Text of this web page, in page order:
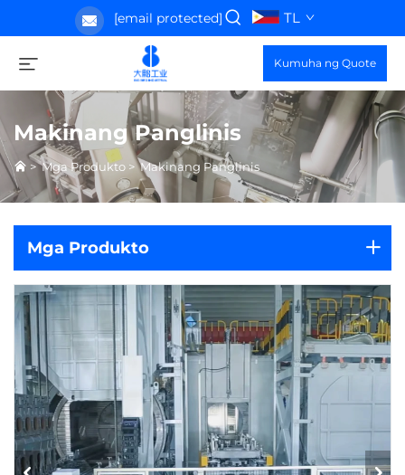
[email protected] TL
Kumuha ng Quote
Makinang Panglinis
>Mga Produkto >Makinang Panglinis
Mga Produkto